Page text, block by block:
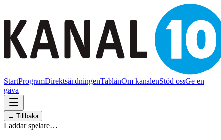
StartProgramDirektsändningenTablånOm kanalenStöd ossGe en
gåva
← Tillbaka
Laddar spelare…